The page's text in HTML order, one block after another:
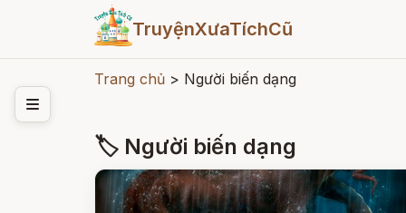
TruyệnXưaTíchCũ
Trang chủ > Người biến dạng
🏷 Người biến dạng